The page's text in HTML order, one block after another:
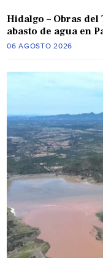
Hidalgo – Obras
abasto de agua en
06 AGOSTO 2026